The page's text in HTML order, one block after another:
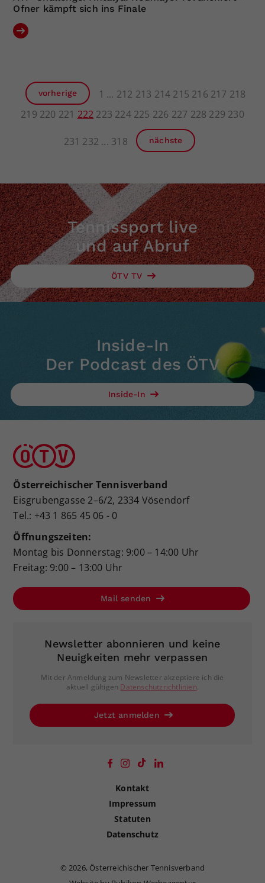
Ofner kämpft sich ins Finale
vorherige 1 212 213 214 215 216 217 218
219 220 221 222 223 224 225 226 227 228 229 230
231 232 318 nächste
Tennissport live
und auf Abruf
ÖTV TV
Inside-In
Der Podcast des ÖTV
Inside-In
Österreichischer Tennisverband
Eisgrubengasse 2–6/2, 2334 Vösendorf
Tel.: +43 1 865 45 06 - 0
Öffnungszeiten:
Montag bis Donnerstag: 9:00 – 14:00 Uhr
Freitag: 9:00 – 13:00 Uhr
Mail senden
Newsletter abonnieren und keine
Neuigkeiten mehr verpassen
Mit der Anmeldung zum Newsletter akzeptiere ich die
aktuell gültigen Datenschutzrichtlinien.
Jetzt anmelden
Kontakt
Impressum
Statuten
Datenschutz
©2026, Österreichischer Tennisverband